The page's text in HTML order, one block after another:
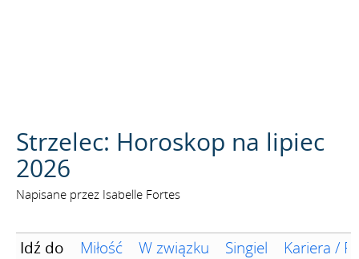
Strzelec: Horoskop na lipiec
2026
Napisane przez Isabelle Fortes
Idź do Miłość W związku Singiel Kariera /